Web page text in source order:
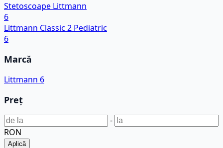
Stetoscoape Littmann
6
Littmann Classic 2 Pediatric
6
Marcă
Littmann 6
Preț
-
RON
Aplică